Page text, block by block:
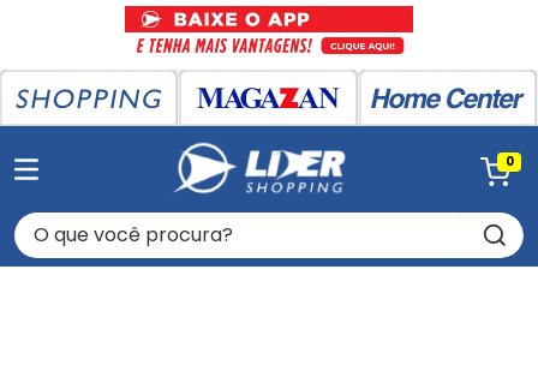
0
O que você procura?